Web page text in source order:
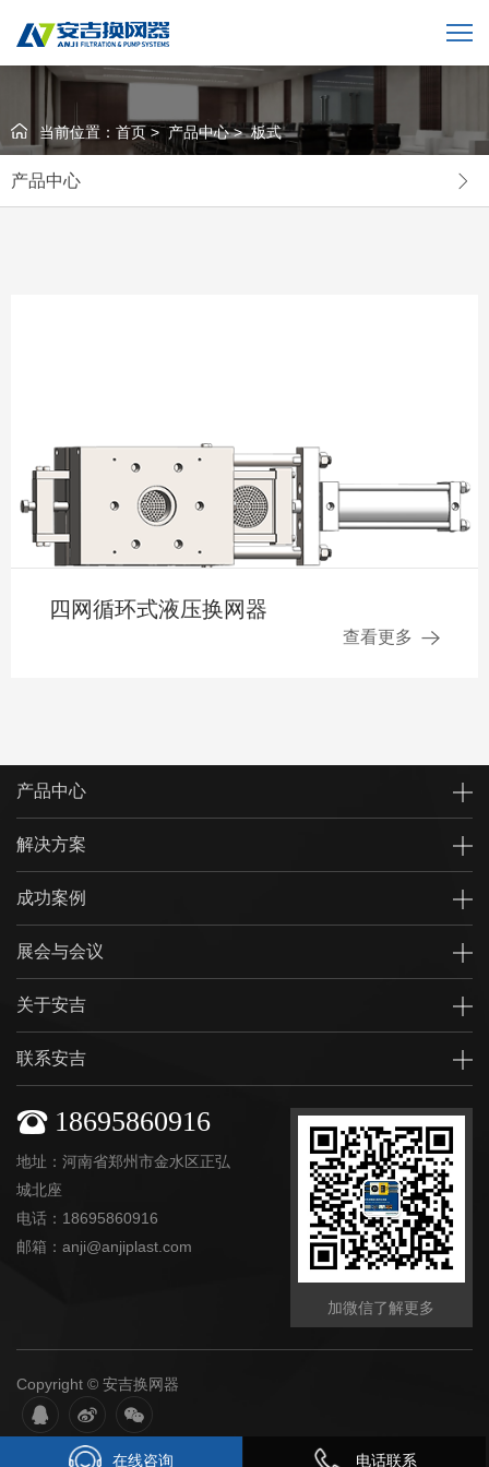
当前位置： 首页> 产品中心>板式
产品中心
四网循环式液压换网器
查看更多
产品中心
解决方案
成功案例
展会与会议
关于安吉
联系安吉
18695860916
地址：河南省郑州市金水区正弘
城北座
电话：18695860916
邮箱：anji@anjiplast.com
加微信了解更多
Copyright © 安吉换网器
在线咨询 电话联系